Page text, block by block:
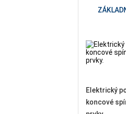
Elektrický
koncové